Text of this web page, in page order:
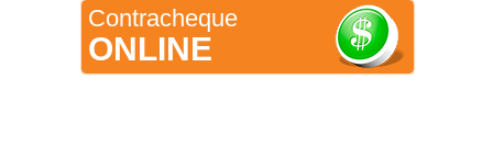
Contracheque
ONLINE